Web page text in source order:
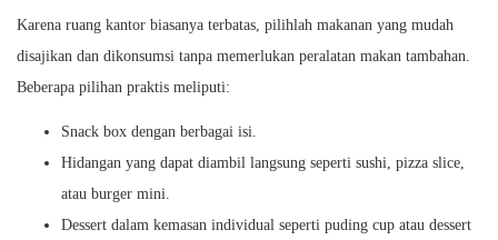
Karena ruang kantor biasanya terbatas, pilihlah makanan yang mudah
disajikan dan dikonsumsi tanpa memerlukan peralatan makan tambahan.
Beberapa pilihan praktis meliputi:
Snack box dengan berbagai isi.
Hidangan yang dapat diambil langsung seperti sushi, pizza slice,
atau burger mini.
Dessert dalam kemasan individual seperti puding cup atau dessert